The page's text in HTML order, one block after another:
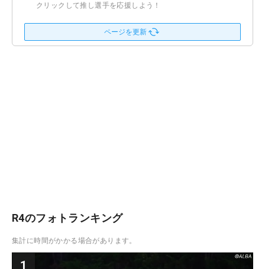
クリックして推し選手を応援しよう！
ページを更新
R4のフォトランキング
集計に時間がかかる場合があります。
1